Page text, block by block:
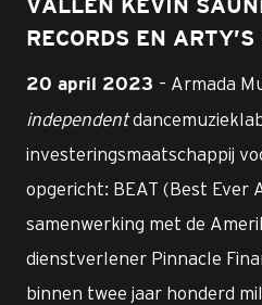
VALLEN KEVIN
RECORDS EN
20 april 2023 – Armada
independent
investeringsmaatschappij
opgericht: BEAT (Best Ever
samenwerking met de
dienstverlener Pinnacle
binnen twee jaar honderd